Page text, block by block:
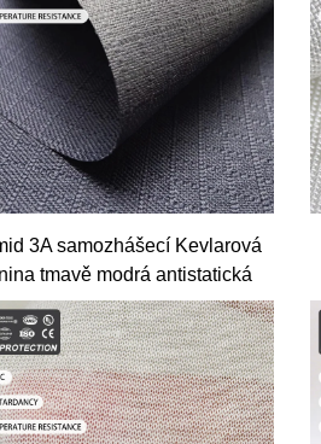
3A samozhášecí Kevlarová
tmavě modrá antistatická
Nomex aramidová tkanina